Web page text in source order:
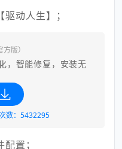
动人生】；
方版）
，智能修复，安装无
数：5432295
置；